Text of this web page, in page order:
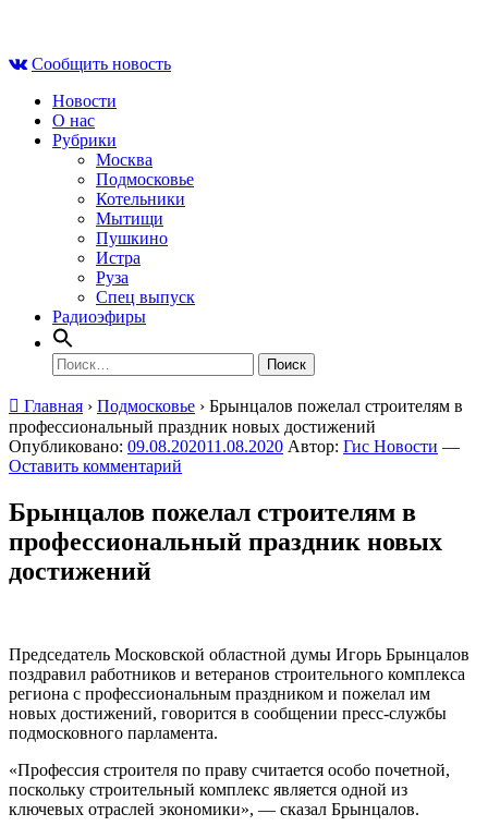
contentСообщить новость
Новости
О нас
Рубрики
Москва
Подмосковье
Котельники
Мытищи
Пушкино
Истра
Руза
Спец выпуск
Радиоэфиры
Найти:
Главная › Подмосковье › Брынцалов пожелал строителям в
профессиональный праздник новых достижений
Опубликовано: 09.08.202011.08.2020 Автор: Гис Новости —
Оставить комментарий
Брынцалов пожелал строителям в
профессиональный праздник новых
достижений
Председатель Московской областной думы Игорь Брынцалов
поздравил работников и ветеранов строительного комплекса
региона с профессиональным праздником и пожелал им
новых достижений, говорится в сообщении пресс-службы
подмосковного парламента.
«Профессия строителя по праву считается особо почетной,
поскольку строительный комплекс является одной из
ключевых отраслей экономики», — сказал Брынцалов.